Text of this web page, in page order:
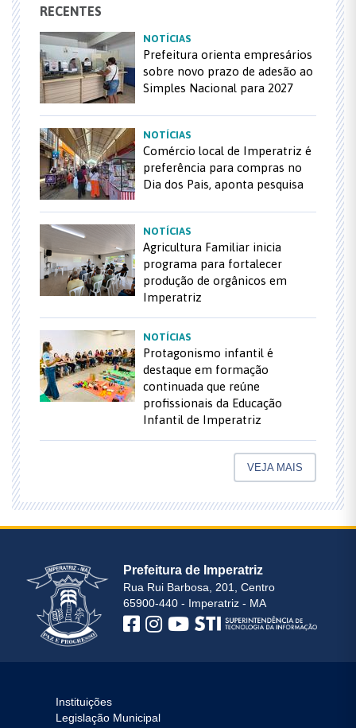
RECENTES
NOTÍCIAS
Prefeitura orienta empresários
sobre novo prazo de adesão ao
Simples Nacional para 2027
NOTÍCIAS
Comércio local de Imperatriz é
preferência para compras no
Dia dos Pais, aponta pesquisa
NOTÍCIAS
Agricultura Familiar inicia
programa para fortalecer
produção de orgânicos em
Imperatriz
NOTÍCIAS
Protagonismo infantil é
destaque em formação
continuada que reúne
profissionais da Educação
Infantil de Imperatriz
VEJA MAIS
Prefeitura de Imperatriz
Rua Rui Barbosa, 201, Centro
65900-440 - Imperatriz - MA
Instituições
Legislação Municipal